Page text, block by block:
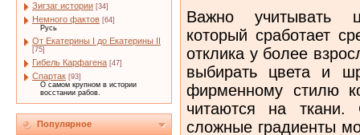
Зигзаг истории [34]
Немного фактов [64]
Русь
От Екатерины I до Екатерины II
[75]
Гибель Карфагена [47]
Спартак [93]
О самом крупном в истории
восстании рабов.
Популярное
Важно учитывать
который сработает
отклика у более
выбирать цвета и
фирменному стилю
читаются на
сложные градиенты